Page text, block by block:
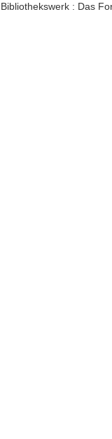
: Das